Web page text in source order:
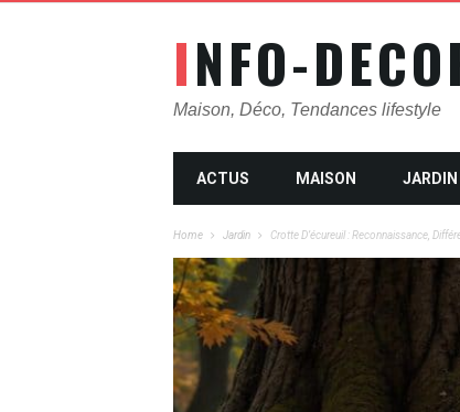
INFO-
Maison, Déco, Tendances lifestyle
ACTUS MAISON JARDIN
Home Jardin Crotte D’écureuil : Reconnaissance,